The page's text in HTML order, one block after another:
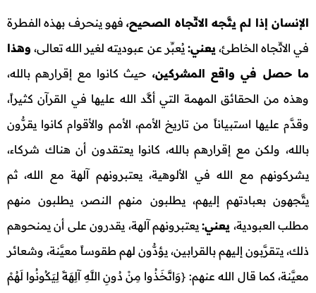
الإنسان إذا لم يتَّجه الاتِّجاه الصحيح،فهو ينحرف بهذه الفطرة
في الاتِّجاه الخاطئ، يعني:يُعبِّر عن عبوديته لغير الله تعالى، وهذا
ما حصل في واقع المشركين،حيث كانوا مع إقرارهم بالله،
وهذه من الحقائق المهمة التي أكَّد الله عليها في القرآن كثيراً،
وقدَّم عليها استبياناً من تاريخ الأمم، الأمم والأقوام كانوا يقرُّون
بالله، ولكن مع إقرارهم بالله، كانوا يعتقدون أن هناك شركاء،
يشركونهم مع الله في الألوهية، يعتبرونهم آلهة مع الله، ثم
يتَّجهون بعبادتهم إليهم، يطلبون منهم النصر، يطلبون منهم
مطلب العبودية، يعني:يعتبرونهم آلهة، يقدرون على أن يمنحوهم
ذلك، يتقرَّبون إليهم بالقرابين، يؤدُّون لهم طقوساً معيَّنة، وشعائر
معيَّنة، كما قال الله عنهم: {وَاتَّخَذُوا مِنْ دُونِ اللَّهِ آلِهَةً لِيَكُونُوا لَهُمْ